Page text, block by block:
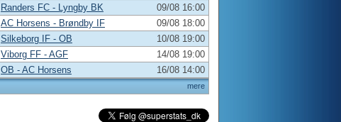
mere
Randers FC - Lyngby BK
09/08 16:00
AC Horsens - Brøndby IF
09/08 18:00
Silkeborg IF - OB
10/08 19:00
Viborg FF - AGF
14/08 19:00
OB - AC Horsens
16/08 14:00